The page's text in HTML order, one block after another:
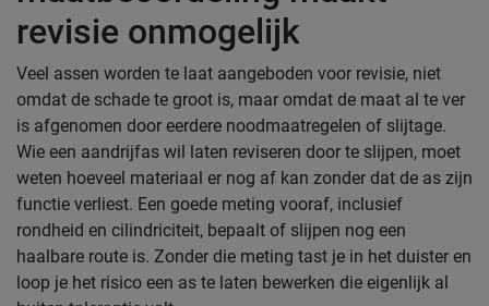
revisie onmogelijk
Veel assen worden te laat aangeboden voor revisie, niet
omdat de schade te groot is, maar omdat de maat al te ver
is afgenomen door eerdere noodmaatregelen of slijtage.
Wie een aandrijfas wil laten reviseren door te slijpen, moet
weten hoeveel materiaal er nog af kan zonder dat de as zijn
functie verliest. Een goede meting vooraf, inclusief
rondheid en cilindriciteit, bepaalt of slijpen nog een
haalbare route is. Zonder die meting tast je in het duister en
loop je het risico een as te laten bewerken die eigenlijk al